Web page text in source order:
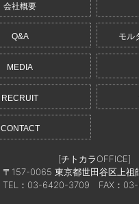
会社概要
Q&A モル
MEDIA
RECRUIT
CONTACT
[チトカラOFFICE]
〒157-0065 東京都世田谷区上祖
TEL：03-6420-3709 FAX：